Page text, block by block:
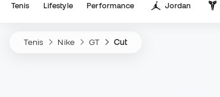
Tenis Lifestyle Performance Jordan
Tenis Nike GT Cut